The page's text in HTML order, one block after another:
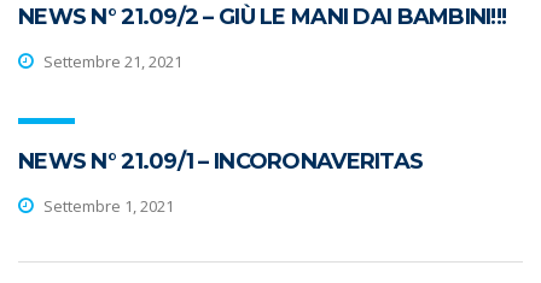
NEWS N° 21.09/2 – GIÙ LE MANI DAI BAMBINI!!!
Settembre 21, 2021
NEWS N° 21.09/1 – INCORONAVERITAS
Settembre 1, 2021